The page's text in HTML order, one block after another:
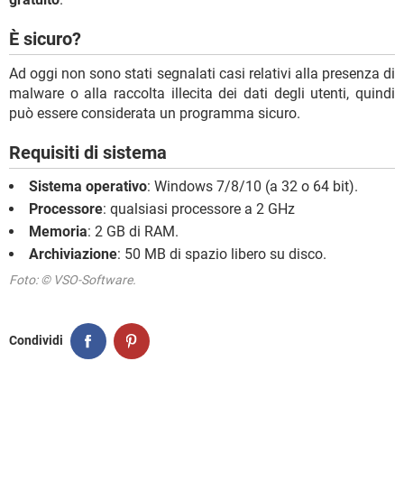
È sicuro?
Ad oggi non sono stati segnalati casi relativi alla presenza di
malware o alla raccolta illecita dei dati degli utenti, quindi
può essere considerata un programma sicuro.
Requisiti di sistema
Sistema operativo: Windows 7/8/10 (a 32 o 64 bit).
Processore: qualsiasi processore a 2 GHz
Memoria: 2 GB di RAM.
Archiviazione: 50 MB di spazio libero su disco.
Foto: © VSO-Software.
Condividi